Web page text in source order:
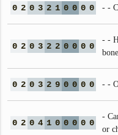
0 2 0 3 2 1 0 0 0 0 - -
0 2 0 3 2 2 0 0 0 0
- -
0 2 0 3 2 9 0 0 0 0 - -
0 2 0 4 1 0 0 0 0 0
-
or